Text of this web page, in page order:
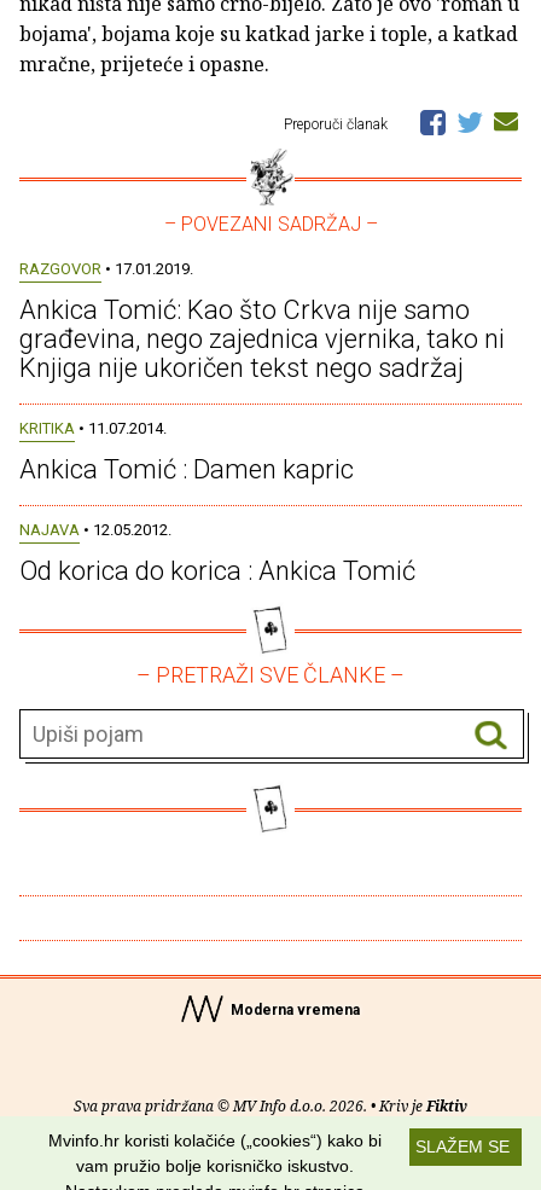
bojama', bojama koje su katkad jarke i tople, a katkad
mračne, prijeteće i opasne.
Preporuči članak
– POVEZANI SADRŽAJ –
RAZGOVOR • 17.01.2019.
Ankica Tomić: Kao što Crkva nije samo
građevina, nego zajednica vjernika, tako ni
Knjiga nije ukoričen tekst nego sadržaj
KRITIKA • 11.07.2014.
Ankica Tomić : Damen kapric
NAJAVA • 12.05.2012.
Od korica do korica : Ankica Tomić
– PRETRAŽI SVE ČLANKE –
Moderna vremena
Sva prava pridržana © MV Info d.o.o. 2026. • Kriv jeFiktiv
O nama• Pomoć• Uvjeti korištenja•RSS kanaliSLAŽEM SE
Mvinfo.hr koristi kolačiće („cookies“) kako bi
vam pružio bolje korisničko iskustvo.